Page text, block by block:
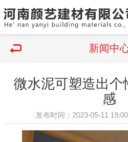
新闻中
微水泥可塑造出个
感
发布时间：2023-05-11